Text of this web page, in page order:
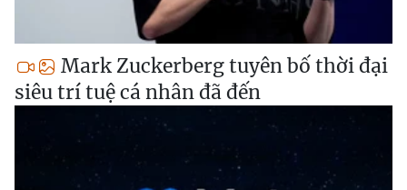
Mark Zuckerberg tuyên bố thời đại
siêu trí tuệ cá nhân đã đến